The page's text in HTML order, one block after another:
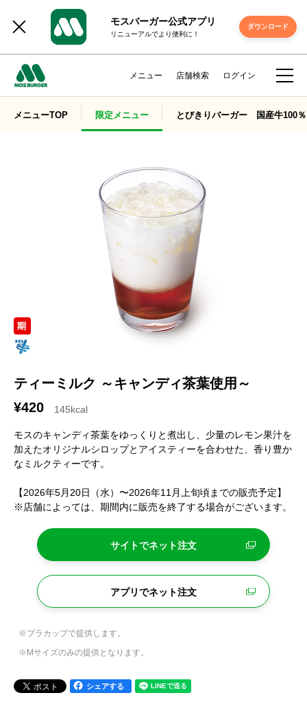
モスバーガー公式アプリ
リニューアルでより便利に！
ダウンロード
メニュー 店舗検索 ログイン
メニューTOP 限定メニュー とびきりバーガー 国産牛100％
ティーミルク ～キャンディ茶葉使用～
¥420
145kcal
モスのキャンディ茶葉をゆっくりと煮出し、少量のレモン果汁を
加えたオリジナルシロップとアイスティーを合わせた、香り豊か
なミルクティーです。
【2026年5月20日（水）〜2026年11月上旬頃までの販売予定】
※店舗によっては、期間内に販売を終了する場合がございます。
サイトでネット注文
アプリでネット注文
※プラカップで提供します。
※Mサイズのみの提供となります。
シェアする